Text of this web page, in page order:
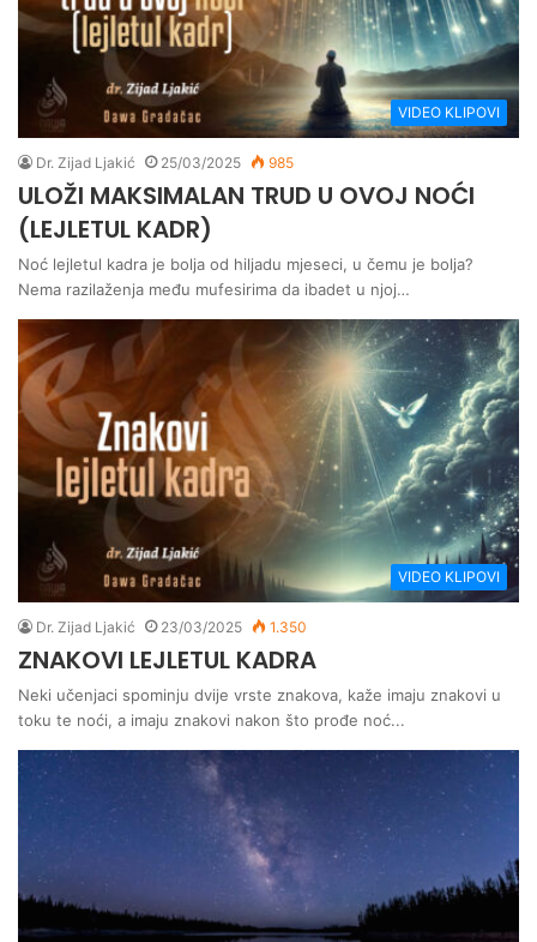
VIDEO KLIPOVI
Dr. Zijad Ljakić 25/03/2025 985
ULOŽI MAKSIMALAN TRUD U OVOJ NOĆI
(LEJLETUL KADR)
Noć lejletul kadra je bolja od hiljadu mjeseci, u čemu je bolja?
Nema razilaženja među mufesirima da ibadet u njoj…
VIDEO KLIPOVI
Dr. Zijad Ljakić 23/03/2025 1.350
ZNAKOVI LEJLETUL KADRA
Neki učenjaci spominju dvije vrste znakova, kaže imaju znakovi u
toku te noći, a imaju znakovi nakon što prođe noć...